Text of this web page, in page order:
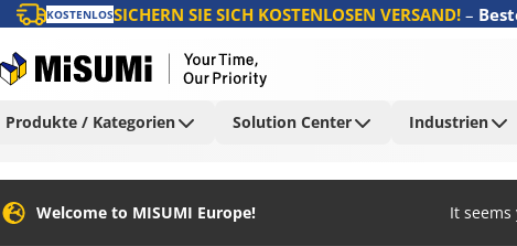
KOSTENLOSSICHERN SIE SICH KOSTENLOSEN VERSAND!–
Produkte / Kategorien Solution Center Industrien
Welcome to MISUMI Europe! It seems